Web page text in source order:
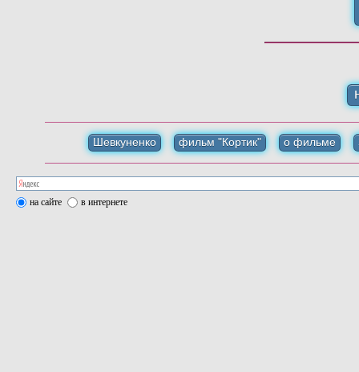
Шевкуненко фильм "Кортик" о фильме
на сайте в интернете